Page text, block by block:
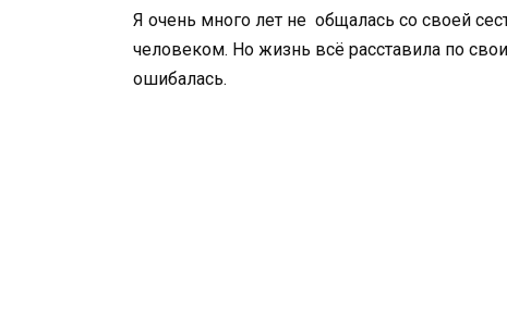
Я очень много лет не общалась со своей
человеком. Но жизнь всё расставила по
ошибалась.